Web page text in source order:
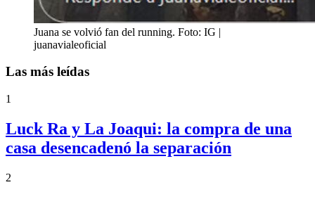
Juana se volvió fan del running. Foto: IG |
juanavialeoficial
Las más leídas
1
Luck Ra y La Joaqui: la compra de una
casa desencadenó la separación
2